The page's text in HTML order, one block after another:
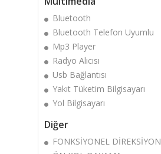
Bluetooth
Bluetooth Telefon Uyumlu
Mp3 Player
Radyo Alıcısı
Usb Bağlantısı
Yakıt Tüketim Bilgisayarı
Yol Bilgisayarı
Diğer
FONKSİYONEL DİREKSİYON